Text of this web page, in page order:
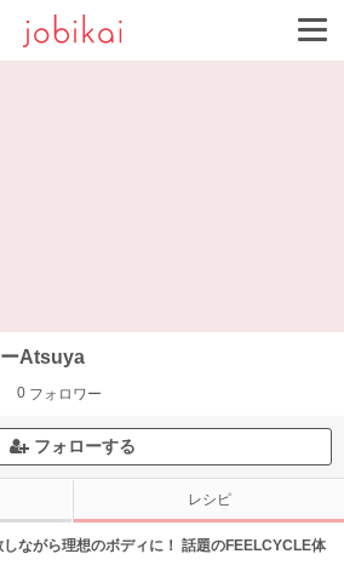
ーAtsuya
0 フォロワー
フォローする
レシピ
しながら理想のボディに！ 話題のFEELCYCLE体